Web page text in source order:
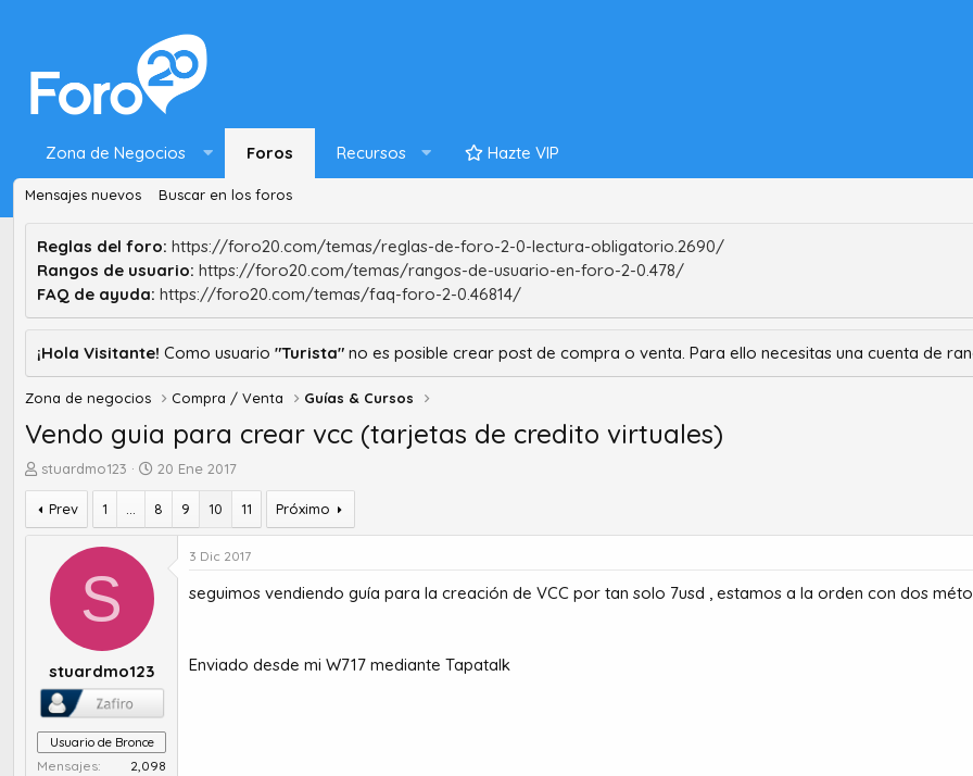
Zona de Negocios Foros Recursos Hazte VIP
Mensajes nuevos Buscar en los foros
Reglas del foro: https://foro20.com/temas/reglas-de-foro-2-0-lectura-obligatorio.2690/
Rangos de usuario: https://foro20.com/temas/rangos-de-usuario-en-foro-2-0.478/
FAQ de ayuda: https://foro20.com/temas/faq-foro-2-0.46814/
¡Hola Visitante! Como usuario "Turista" no es posible crear post de compra o venta. Para ello necesitas una cuenta de
Zona de negocios Compra / Venta Guías & Cursos
Vendo guia para crear vcc (tarjetas de credito virtuales)
A
u
t
o
stuardmo123
F
e
c
h
i
o
20 Ene 2017
Prev 1 8 9 10 11 Próximo
S
stuardmo123
Usuario de Bronce
Mensajes
2,098
3 Dic 2017
seguimos vendiendo guía para la creación de VCC por tan solo 7usd , estamos a la orden con dos
Enviado desde mi W717 mediante Tapatalk